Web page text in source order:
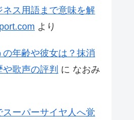
ス用語まで意味を解
より
年齢や彼女は？抹消
歌声の評判 に なおみ
スーパーサイヤ人へ覚